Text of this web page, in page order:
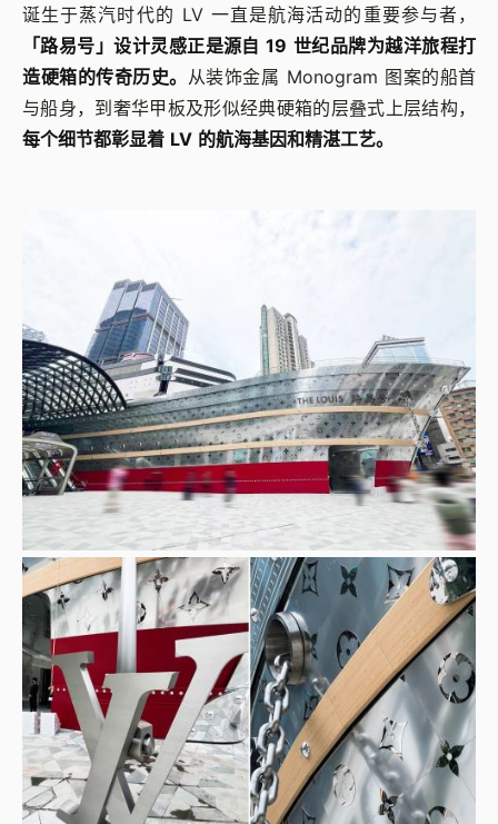
诞生于蒸汽时代的 LV 一直是航海活动的重要参与者，
「路易号」设计灵感正是源自 19 世纪品牌为越洋旅程打
造硬箱的传奇历史。 从装饰金属 Monogram 图案的船首
与船身，到奢华甲板及形似经典硬箱的层叠式上层结构，
每个细节都彰显着 LV 的航海基因和精湛工艺。